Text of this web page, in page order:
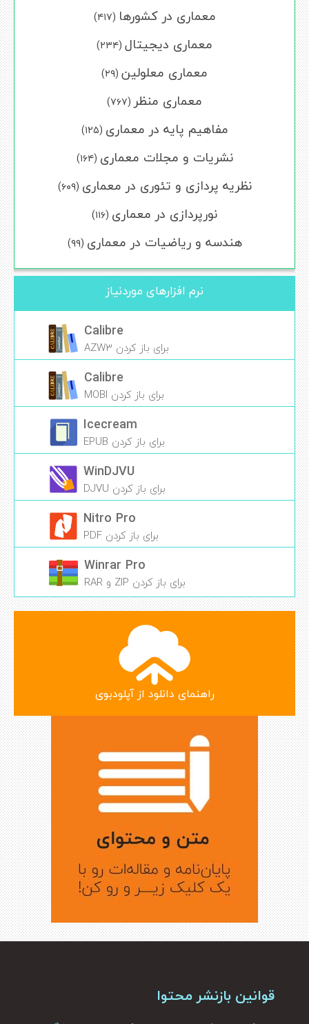
معماری در کشورها (۴۱۷)
معماری دیجیتال (۲۳۴)
معماری معلولین (۲۹)
معماری منظر (۷۶۷)
مفاهیم پایه در معماری (۱۲۵)
نشریات و مجلات معماری (۱۶۴)
نظریه پردازی و تئوری در معماری (۶۰۹)
نورپردازی در معماری (۱۱۶)
هندسه و ریاضیات در معماری (۹۹)
نرم افزارهای موردنیاز
Calibre
برای باز کردن AZW3
Calibre
برای باز کردن MOBI
Icecream
برای باز کردن EPUB
WinDJVU
برای باز کردن DJVU
Nitro Pro
برای باز کردن PDF
Winrar Pro
برای باز کردن ZIP و RAR
راهنمای دانلود از آپلودبوی
قوانین بازنشر محتوا